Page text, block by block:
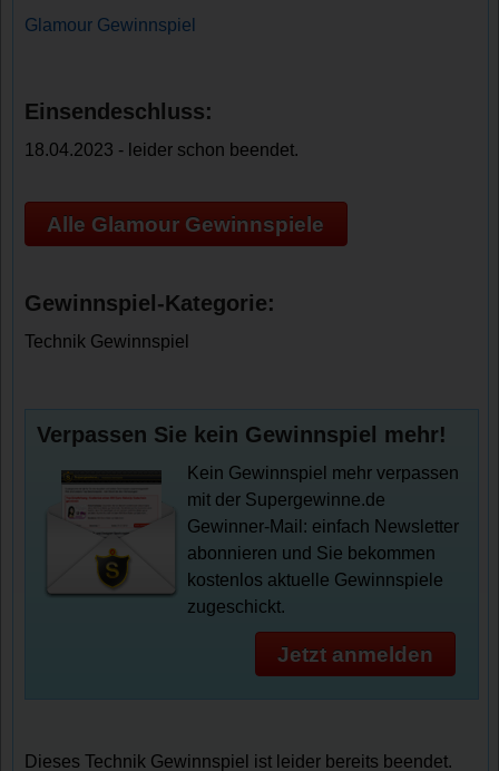
Glamour Gewinnspiel
Einsendeschluss:
18.04.2023 - leider schon beendet.
Alle Glamour Gewinnspiele
Gewinnspiel-Kategorie:
Technik Gewinnspiel
Verpassen Sie kein Gewinnspiel mehr!
Kein Gewinnspiel mehr verpassen
mit der Supergewinne.de
Gewinner-Mail: einfach Newsletter
abonnieren und Sie bekommen
kostenlos aktuelle Gewinnspiele
zugeschickt.
Jetzt anmelden
Dieses Technik Gewinnspiel ist leider bereits beendet.